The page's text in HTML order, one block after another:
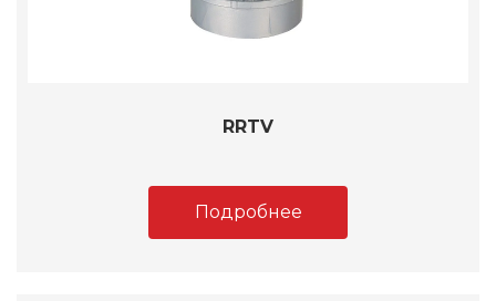
RRTV
Подробнее